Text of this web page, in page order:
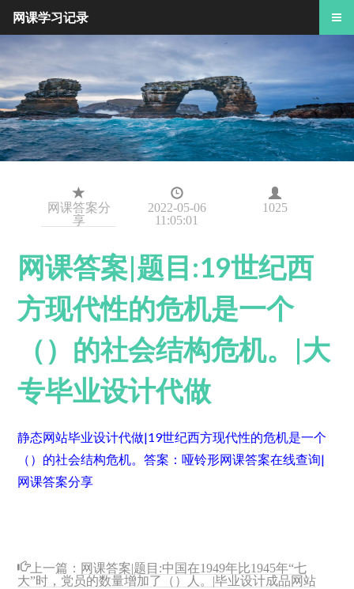
网课答案分
享
2022-05-06
11:05:01
1025
网课答案|题目:19世纪西
方现代性的危机是一个
（）的社会结构危机。|大
专毕业设计代做
静态网站毕业设计代做|19世纪西方现代性的危机是一个
（）的社会结构危机。答案：哑铃形网课答案在线查询|
网课答案分享
上一篇： 网课答案|题目:中国在1949年比1945年“七
大”时，党员的数量增加了（）人。|毕业设计成品网站
网课学习记录